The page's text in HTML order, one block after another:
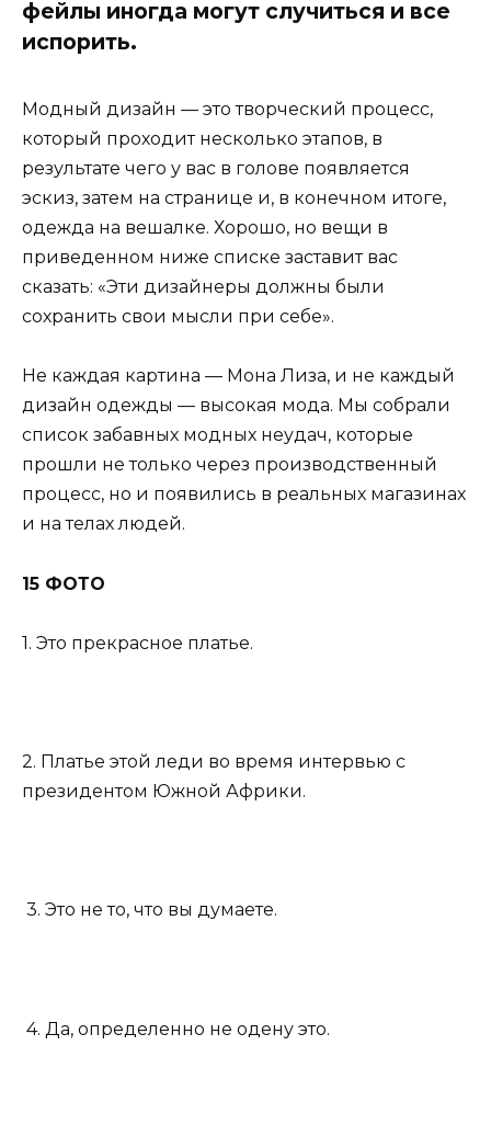
фейлы иногда могут случиться и все
испорить.
Модный дизайн — это творческий процесс,
который проходит несколько этапов, в
результате чего у вас в голове появляется
эскиз, затем на странице и, в конечном итоге,
одежда на вешалке. Хорошо, но вещи в
приведенном ниже списке заставит вас
сказать: «Эти дизайнеры должны были
сохранить свои мысли при себе».
Не каждая картина — Мона Лиза, и не каждый
дизайн одежды — высокая мода. Мы собрали
список забавных модных неудач, которые
прошли не только через производственный
процесс, но и появились в реальных магазинах
и на телах людей.
15 ФОТО
1. Это прекрасное платье.
2. Платье этой леди во время интервью с
президентом Южной Африки.
3. Это не то, что вы думаете.
4. Да, определенно не одену это.